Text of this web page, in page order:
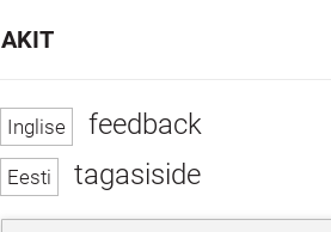
feedback
tagasiside
AKIT